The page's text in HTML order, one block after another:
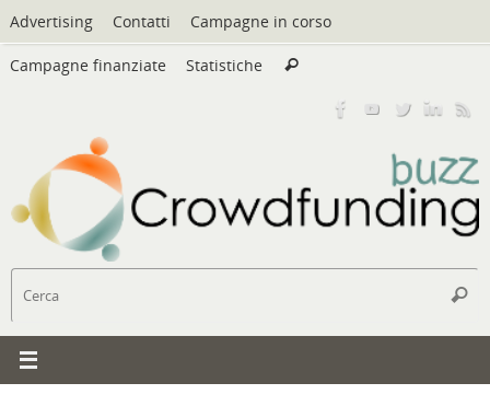
Vai
al
contenuto
Advertising Contatti Campagne in corso
Campagne finanziate Statistiche Cerca
Cerca